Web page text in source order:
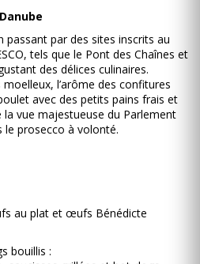
passant par des sites inscrits au
tels que le Pont des Chaînes et
des délices culinaires.
l’arôme des confitures
avec des petits pains frais et
vue majestueuse du Parlement
le prosecco à volonté.
au plat et œufs Bénédicte
bouillis :